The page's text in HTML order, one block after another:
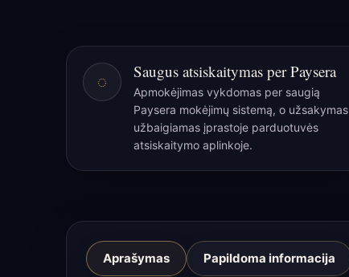
◌
Saugus atsiskaitymas per Paysera
Apmokėjimas vykdomas per saugią
Paysera mokėjimų sistemą, o užsakymas
užbaigiamas įprastoje parduotuvės
atsiskaitymo aplinkoje.
Aprašymas Papildoma informacija